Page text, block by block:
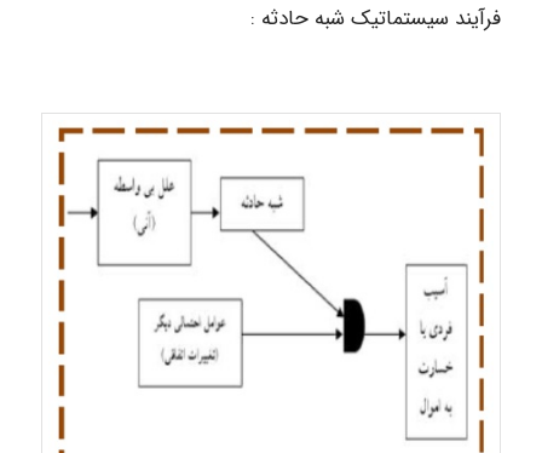
فرآیند سیستماتیک شبه حادثه :